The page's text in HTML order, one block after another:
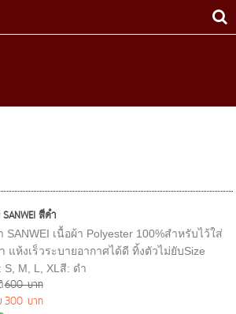
สีดำ
SANWEI เนื้อผ้า Polyester 100%สำหรับไว้ใส่
แห้งเร็วระบายอากาศได้ดี ทิ้งตัวไม่ยับSize
S, M, L, XLสี: ดำ
600 บาท
300 บาท